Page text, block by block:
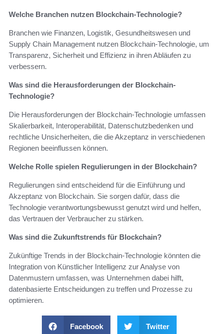
Welche Branchen nutzen Blockchain-Technologie?
Branchen wie Finanzen, Logistik, Gesundheitswesen und
Supply Chain Management nutzen Blockchain-Technologie, um
Transparenz, Sicherheit und Effizienz in ihren Abläufen zu
verbessern.
Was sind die Herausforderungen der Blockchain-
Technologie?
Die Herausforderungen der Blockchain-Technologie umfassen
Skalierbarkeit, Interoperabilität, Datenschutzbedenken und
rechtliche Unsicherheiten, die die Akzeptanz in verschiedenen
Regionen beeinflussen können.
Welche Rolle spielen Regulierungen in der Blockchain?
Regulierungen sind entscheidend für die Einführung und
Akzeptanz von Blockchain. Sie sorgen dafür, dass die
Technologie verantwortungsbewusst genutzt wird und helfen,
das Vertrauen der Verbraucher zu stärken.
Was sind die Zukunftstrends für Blockchain?
Zukünftige Trends in der Blockchain-Technologie könnten die
Integration von Künstlicher Intelligenz zur Analyse von
Datenmustern umfassen, was Unternehmen dabei hilft,
datenbasierte Entscheidungen zu treffen und Prozesse zu
optimieren.
Facebook Twitter